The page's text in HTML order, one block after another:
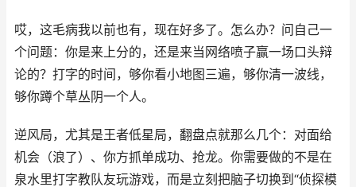
哎，这毛病我以前也有，现在好多了。怎么办？问自己一
个问题：你是来上分的，还是来当网络喷子赢一场口头辩
论的？打字的时间，够你看小地图三遍，够你清一波线，
够你蹲个草丛阴一个人。
逆风局，尤其是王者低星局，翻盘点就那么几个：对面给
机会（浪了）、你方抓单成功、抢龙。你需要做的不是在
泉水里打字教队友玩游戏，而是立刻把脑子切换到“侦探模